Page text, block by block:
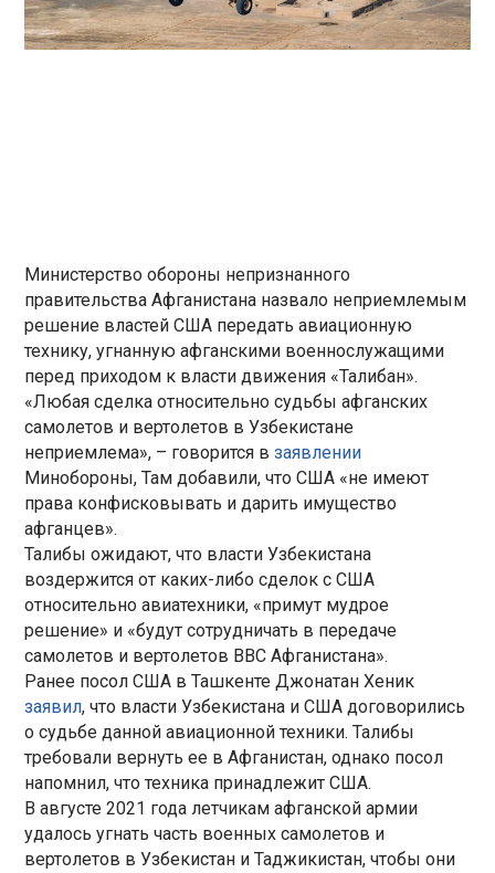
Министерство обороны непризнанного
правительства Афганистана назвало неприемлемым
решение властей США передать авиационную
технику, угнанную афганскими военнослужащими
перед приходом к власти движения «Талибан».
«Любая сделка относительно судьбы афганских
самолетов и вертолетов в Узбекистане
неприемлема», – говорится взаявлении
Минобороны, Там добавили, что США «не имеют
права конфисковывать и дарить имущество
афганцев».
Талибы ожидают, что власти Узбекистана
воздержится от каких-либо сделок с США
относительно авиатехники, «примут мудрое
решение» и «будут сотрудничать в передаче
самолетов и вертолетов ВВС Афганистана».
Ранее посол США в Ташкенте Джонатан Хеник
заявил, что власти Узбекистана и США договорились
о судьбе данной авиационной техники. Талибы
требовали вернуть ее в Афганистан, однако посол
напомнил, что техника принадлежит США.
В августе 2021 года летчикам афганской армии
удалось угнать часть военных самолетов и
вертолетов в Узбекистан и Таджикистан, чтобы они